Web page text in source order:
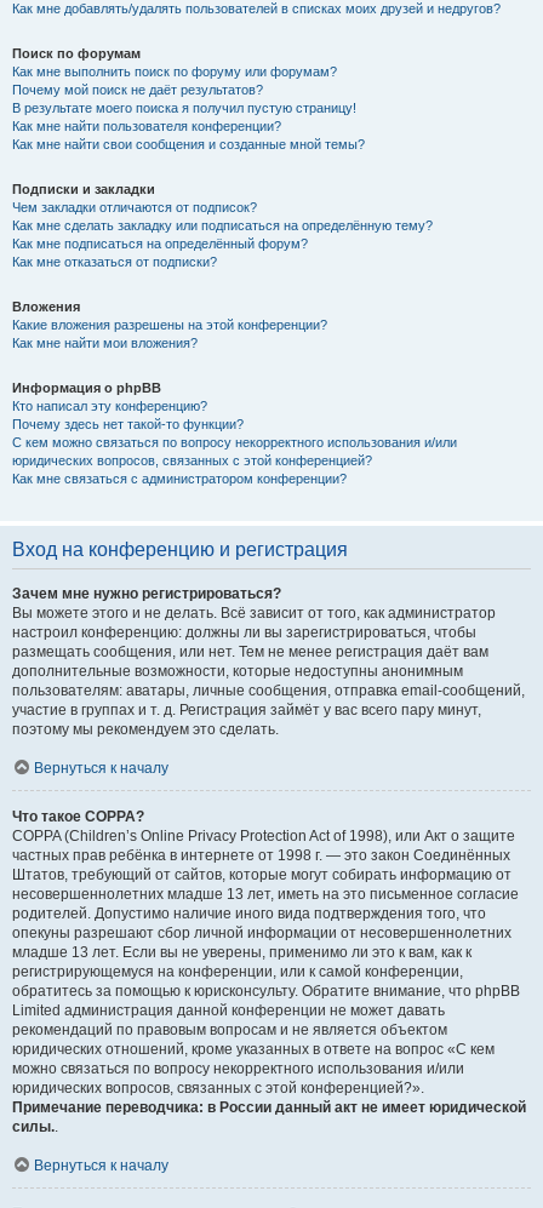
Как мне добавлять/удалять пользователей в списках моих друзей и недругов?
Поиск по форумам
Как мне выполнить поиск по форуму или форумам?
Почему мой поиск не даёт результатов?
В результате моего поиска я получил пустую страницу!
Как мне найти пользователя конференции?
Как мне найти свои сообщения и созданные мной темы?
Подписки и закладки
Чем закладки отличаются от подписок?
Как мне сделать закладку или подписаться на определённую тему?
Как мне подписаться на определённый форум?
Как мне отказаться от подписки?
Вложения
Какие вложения разрешены на этой конференции?
Как мне найти мои вложения?
Информация о phpBB
Кто написал эту конференцию?
Почему здесь нет такой-то функции?
С кем можно связаться по вопросу некорректного использования и/или
юридических вопросов, связанных с этой конференцией?
Как мне связаться с администратором конференции?
Вход на конференцию и регистрация
Зачем мне нужно регистрироваться?
Вы можете этого и не делать. Всё зависит от того, как администратор
настроил конференцию: должны ли вы зарегистрироваться, чтобы
размещать сообщения, или нет. Тем не менее регистрация даёт вам
дополнительные возможности, которые недоступны анонимным
пользователям: аватары, личные сообщения, отправка email-сообщений,
участие в группах и т. д. Регистрация займёт у вас всего пару минут,
поэтому мы рекомендуем это сделать.
Вернуться к началу
Что такое COPPA?
COPPA (Children’s Online Privacy Protection Act of 1998), или Акт о защите
частных прав ребёнка в интернете от 1998 г. — это закон Соединённых
Штатов, требующий от сайтов, которые могут собирать информацию от
несовершеннолетних младше 13 лет, иметь на это письменное согласие
родителей. Допустимо наличие иного вида подтверждения того, что
опекуны разрешают сбор личной информации от несовершеннолетних
младше 13 лет. Если вы не уверены, применимо ли это к вам, как к
регистрирующемуся на конференции, или к самой конференции,
обратитесь за помощью к юрисконсульту. Обратите внимание, что phpBB
Limited администрация данной конференции не может давать
рекомендаций по правовым вопросам и не является объектом
юридических отношений, кроме указанных в ответе на вопрос «С кем
можно связаться по вопросу некорректного использования и/или
юридических вопросов, связанных с этой конференцией?».
Примечание переводчика: в России данный акт не имеет юридической
силы..
Вернуться к началу